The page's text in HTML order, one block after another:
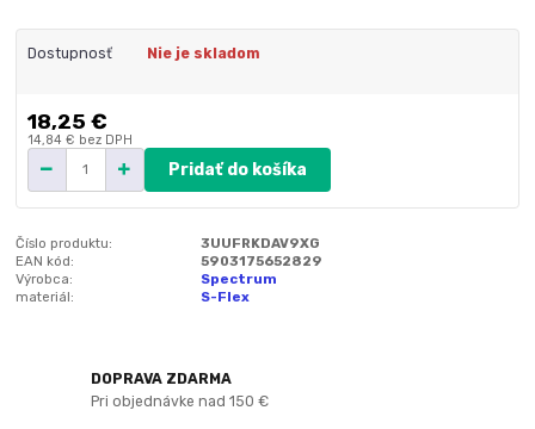
Dostupnosť Nie je skladom
18,25 €
14,84 € bez DPH
Pridať do košíka
Číslo produktu:
3UUFRKDAV9XG
EAN kód:
5903175652829
Výrobca:
Spectrum
materiál:
S-Flex
DOPRAVA ZDARMA
Pri objednávke nad 150 €